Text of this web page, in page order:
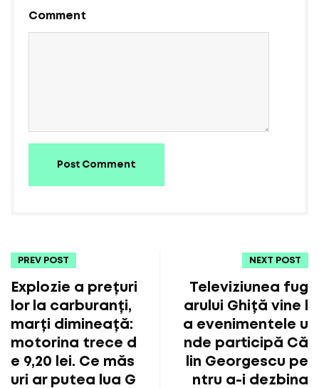
Comment
Post Comment
PREV POST
Explozie a prețuri
lor la carburanți,
marți dimineață:
motorina trece d
e 9,20 lei. Ce măs
uri ar putea lua G
NEXT POST
Televiziunea fug
arului Ghiță vine l
a evenimentele u
nde participă Că
lin Georgescu pe
ntru a-i dezbina